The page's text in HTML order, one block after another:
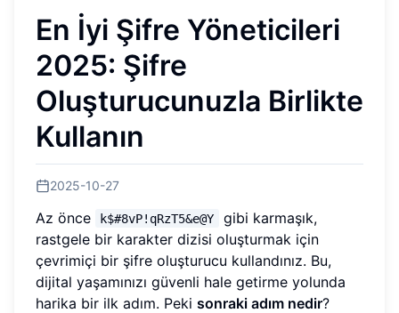
En İyi Şifre Yöneticileri
2025: Şifre
Oluşturucunuzla Birlikte
Kullanın
2025-10-27
Az önce k$#8vP!qRzT5&e@Y
gibi karmaşık,
rastgele bir karakter dizisi oluşturmak için
çevrimiçi bir şifre oluşturucu kullandınız. Bu,
dijital yaşamınızı güvenli hale getirme yolunda
harika bir ilk adım. Peki sonraki adım nedir?